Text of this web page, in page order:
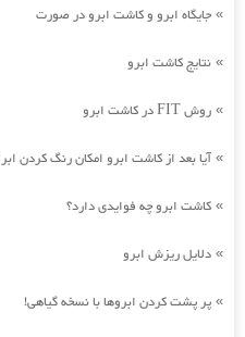
» جایگاه ابرو و کاشت ابرو در صورت
» نتایج کاشت ابرو
» روش FIT در کاشت ابرو
»آیا بعد از کاشت ابرو امکان رنگ کردن
» کاشت ابرو چه فوایدی دارد؟
» دلایل ریزش ابرو
» پر پشت کردن ابروها با نسخه گیاهی!